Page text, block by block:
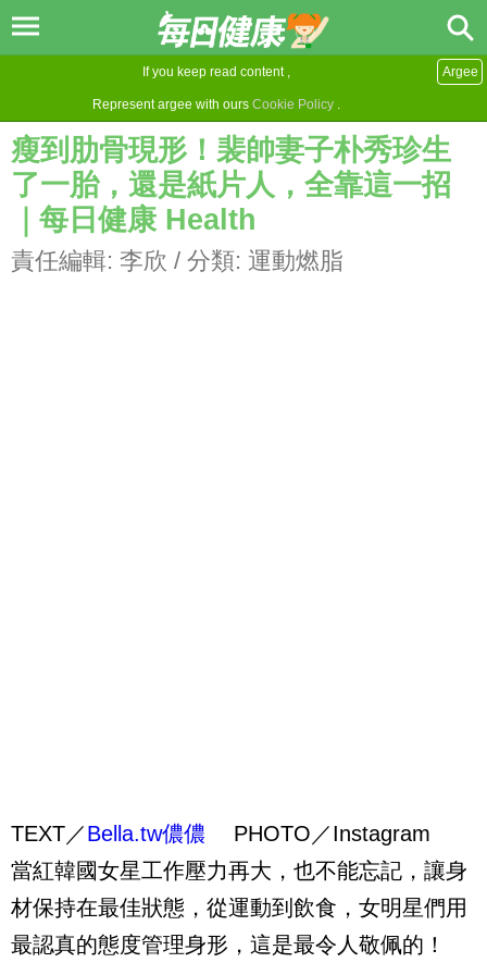
If you keep read content ,
Represent argee with ours Cookie Policy .
Argee
瘦到肋骨現形！裴帥妻子朴秀珍生
了一胎，還是紙片人，全靠這一招
｜每日健康 Health
責任編輯: 李欣 / 分類: 運動燃脂
TEXT／Bella.tw儂儂 PHOTO／Instagram
當紅韓國女星工作壓力再大，也不能忘記，讓身
材保持在最佳狀態，從運動到飲食，女明星們用
最認真的態度管理身形，這是最令人敬佩的！